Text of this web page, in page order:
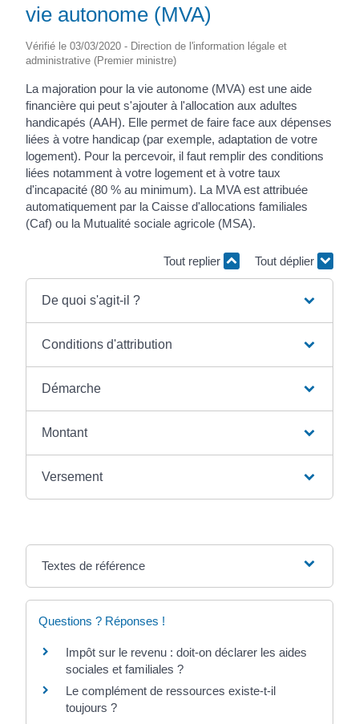
vie autonome (MVA)
Vérifié le 03/03/2020 - Direction de l'information légale et
administrative (Premier ministre)
La majoration pour la vie autonome (MVA) est une aide
financière qui peut s'ajouter à l'allocation aux adultes
handicapés (AAH). Elle permet de faire face aux dépenses
liées à votre handicap (par exemple, adaptation de votre
logement). Pour la percevoir, il faut remplir des conditions
liées notamment à votre logement et à votre taux
d'incapacité (80 % au minimum). La MVA est attribuée
automatiquement par la Caisse d'allocations familiales
(Caf) ou la Mutualité sociale agricole (MSA).
Tout replier Tout déplier
De quoi s'agit-il ?
Conditions d'attribution
Démarche
Montant
Versement
Textes de référence
Questions ? Réponses !
Impôt sur le revenu : doit-on déclarer les aides
sociales et familiales ?
Le complément de ressources existe-t-il
toujours ?